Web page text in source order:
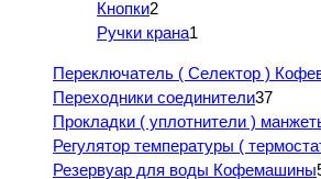
Кнопки2
Ручки крана1
Переключатель ( Селектор )
Переходники соединители37
Прокладки ( уплотнители )
Регулятор температуры (
Резервуар для воды Кофемашины